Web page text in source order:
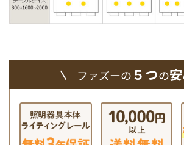
ファズーの５つの